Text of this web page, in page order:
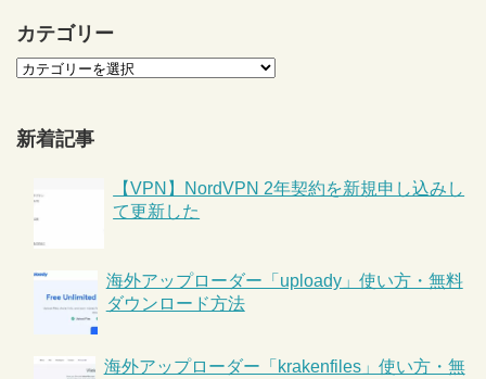
カテゴリー
新着記事
【VPN】NordVPN 2年契約を新規申し込みし
て更新した
海外アップローダー「uploady」使い方・無料
ダウンロード方法
海外アップローダー「krakenfiles」使い方・無